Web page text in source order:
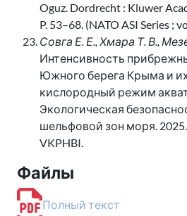
Oguz. Dordrecht : Kluwer
P. 53–68. (NATO ASI Series ;
Совга Е. Е., Хмара Т. В.,
Интенсивность
Южного берега Крыма и
кислородный режим
Экологическая
шельфовой зон моря.
VKPHBI.
Файлы
Полный текст